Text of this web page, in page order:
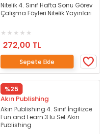
Nitelik 4. Sınıf Hafta Sonu Görev
Çalışma Föyleri Nitelik Yayınları
272,00 TL
Sepete Ekle
%25
Akın Publishing
Akın Publishing 4. Sınıf İngilizce
Fun and Learn 3 lü Set Akın
Publishing